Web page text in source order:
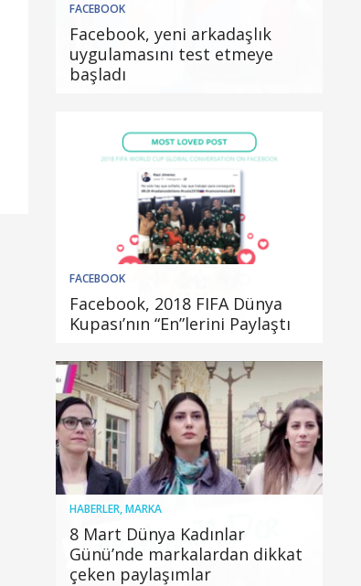
FACEBOOK
Facebook, yeni arkadaşlık
uygulamasını test etmeye
başladı
FACEBOOK
Facebook, 2018 FIFA Dünya
Kupası’nın “En”lerini Paylaştı
HABERLER,MARKA
8 Mart Dünya Kadınlar
Günü’nde markalardan dikkat
çeken paylaşımlar